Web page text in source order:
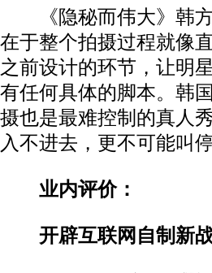
《隐秘而伟大》韩方
在于整个拍摄过程就像
之前设计的环节，让明
有任何具体的脚本。韩
摄也是最难控制的真人
入不进去，更不可能叫停
业内评价：
开辟互联网自制新